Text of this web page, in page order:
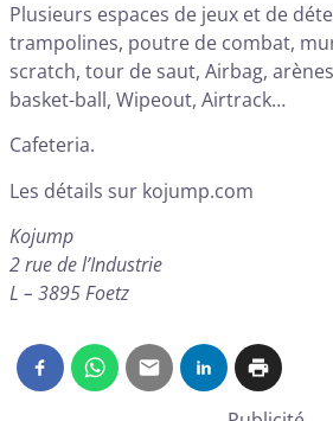
Plusieurs espaces de jeux et de
trampolines, poutre de combat,
scratch, tour de saut, Airbag,
basket-ball, Wipeout, Airtrack…
Cafeteria.
Les détails sur kojump.com
Kojump
2 rue de l’Industrie
L – 3895 Foetz